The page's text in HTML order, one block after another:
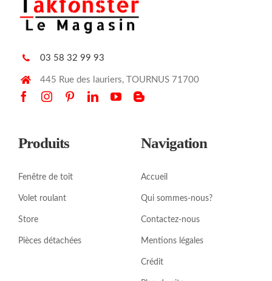
03 58 32 99 93
445 Rue des lauriers, TOURNUS 71700
Produits
Fenêtre de toit
Volet roulant
Store
Pièces détachées
Navigation
Accueil
Qui sommes-nous?
Contactez-nous
Mentions légales
Crédit